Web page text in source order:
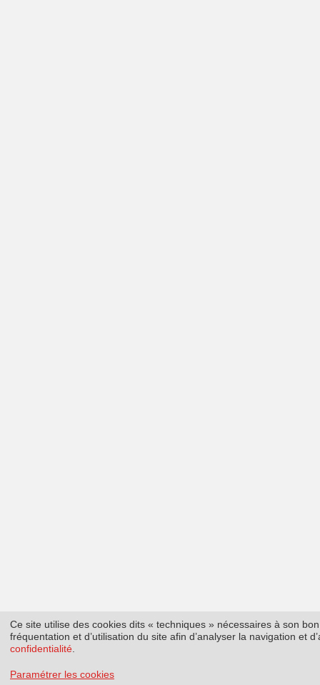
Ce site utilise des cookies dits « techniques » nécessaires à son
fréquentation et d’utilisation du site afin d’analyser la navigation et
confidentialité
Paramétrer les cookies